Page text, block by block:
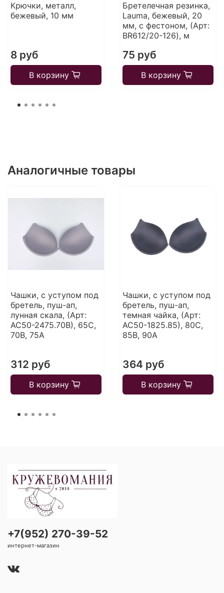
Крючки, металл,
бежевый, 10 мм
8 руб
В корзину
Бретелечная резинка,
Lauma, бежевый, 20
мм, с фестоном, (Арт:
BR612/20-126), м
75 руб
В корзину
Аналогичные товары
Чашки, с уступом под
бретель, пуш-ап,
лунная скала, (Арт:
АС50-2475.70В), 65С,
70В, 75А
312 руб
В корзину
Чашки, с уступом под
бретель, пуш-ап,
темная чайка, (Арт:
АС50-1825.85), 80С,
85В, 90А
364 руб
В корзину
+7(952) 270-39-52
интернет-магазин